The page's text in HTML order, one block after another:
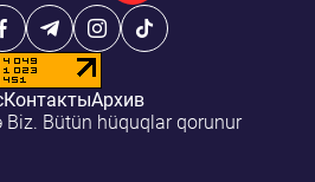
КонтактыАрхив
Bütün hüquqlar qorunur